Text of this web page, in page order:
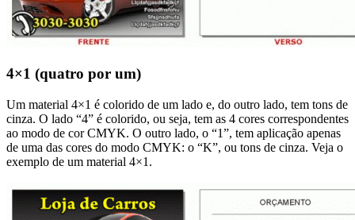
4×1 (quatro por um)
Um material 4×1 é colorido de um lado e, do outro lado, tem tons de
cinza. O lado “4” é colorido, ou seja, tem as 4 cores correspondentes
ao modo de cor CMYK. O outro lado, o “1”, tem aplicação apenas
de uma das cores do modo CMYK: o “K”, ou tons de cinza. Veja o
exemplo de um material 4×1.